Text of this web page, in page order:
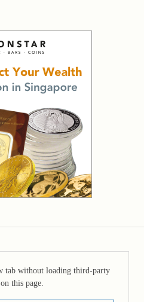
tab without loading third-party
this page.